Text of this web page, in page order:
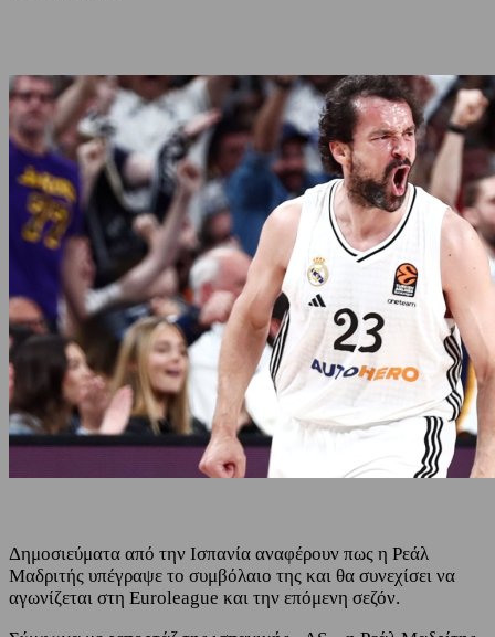
Δημοσιεύματα από την Ισπανία αναφέρουν πως η Ρεάλ
Μαδριτής υπέγραψε το συμβόλαιο της και θα συνεχίσει να
αγωνίζεται στη Euroleague και την επόμενη σεζόν.